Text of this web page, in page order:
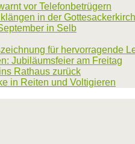
vor Telefonbetrügern
in der
in Selb
für hervorragende
Jubiläumsfeier am Freitag
Rathaus zurück
in Reiten und Voltigieren